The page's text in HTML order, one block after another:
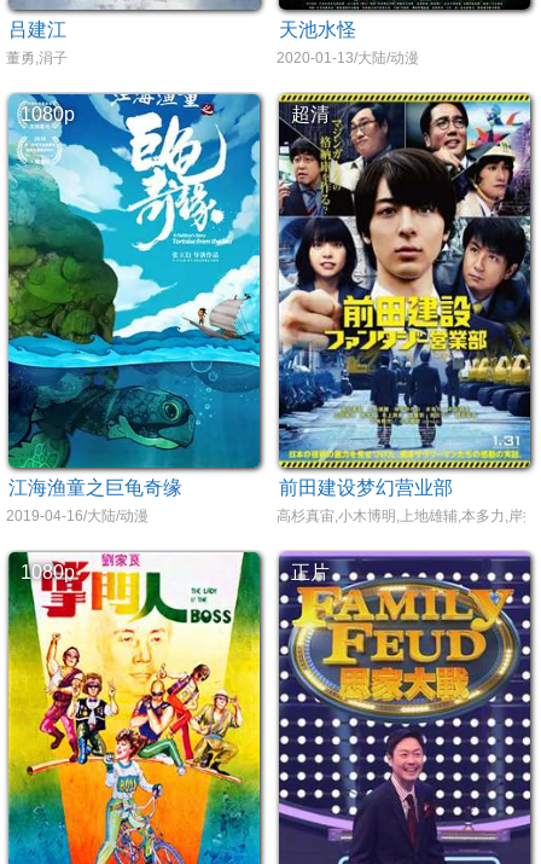
吕建江
董勇,涓子
天池水怪
2020-01-13/大陆/动漫
1080p
江海渔童之巨龟奇缘
2019-04-16/大陆/动漫
超清
前田建设梦幻营业部
高杉真宙,小木博明,上地雄辅,本多力,岸
1080p 正片